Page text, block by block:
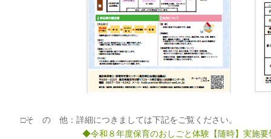
□そ の 他：詳細につきましては下記をご覧ください。
◆令和８年度保育のおしごと体験【随時】実施